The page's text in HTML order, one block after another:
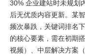
30% 企业建站时未规划
后无优质内容更新。某
频次暴跌，关键词排名
的核心要素，需在初期
视频）、中层解决方案